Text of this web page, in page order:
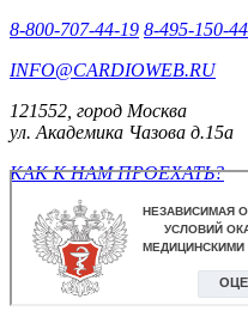
8-800-707-44-19 8-495-150-
INFO@CARDIOWEB.RU
121552, город Москва
ул. Академика Чазова д.15а
КАК К НАМ ПРОЕХАТЬ?